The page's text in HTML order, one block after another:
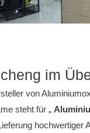
im
von
steht für „